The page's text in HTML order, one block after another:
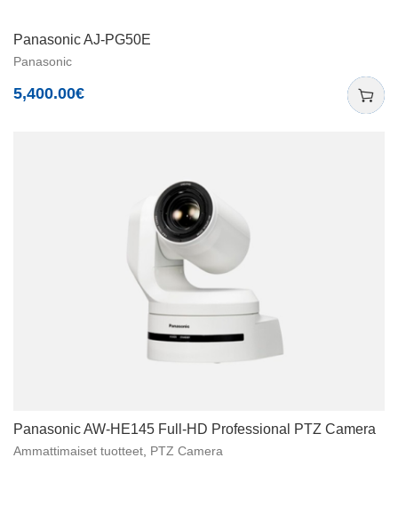
Panasonic AJ-PG50E
Panasonic
5,400.00€
Panasonic AW-HE145 Full-HD Professional PTZ Camera
Ammattimaiset tuotteet PTZ Camera